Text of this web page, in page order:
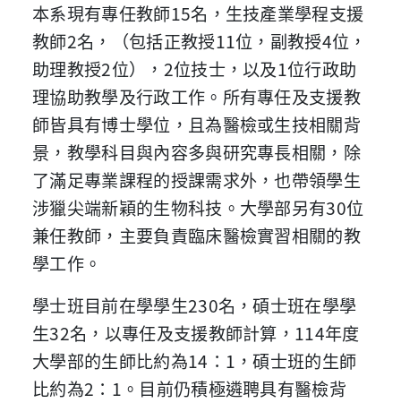
本系現有專任教師15名，生技產業學程支援
教師2名，（包括正教授11位，副教授4位，
助理教授2位），2位技士，以及1位行政助
理協助教學及行政工作。所有專任及支援教
師皆具有博士學位，且為醫檢或生技相關背
景，教學科目與內容多與研究專長相關，除
了滿足專業課程的授課需求外，也帶領學生
涉獵尖端新穎的生物科技。大學部另有30位
兼任教師，主要負責臨床醫檢實習相關的教
學工作。
學士班目前在學學生230名，碩士班在學學
生32名，以專任及支援教師計算，114年度
大學部的生師比約為14：1，碩士班的生師
比約為2：1。目前仍積極遴聘具有醫檢背